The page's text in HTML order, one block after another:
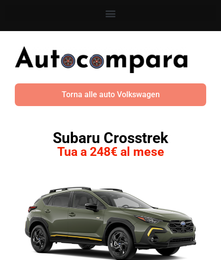
Torna alle auto Volkswagen
Subaru Crosstrek
Tua a 248€ al mese